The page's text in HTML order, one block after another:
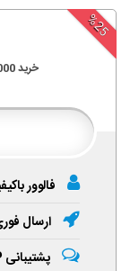
%25
خرید
فالوور
ارسال فوری +
پشتیبانی VIP